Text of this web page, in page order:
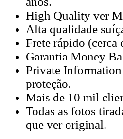
High Quality ver
Alta qualidade
Frete rápido (cerca
Garantia Money
Private
proteção.
Mais de 10 mil
Todas as fotos
que ver original.